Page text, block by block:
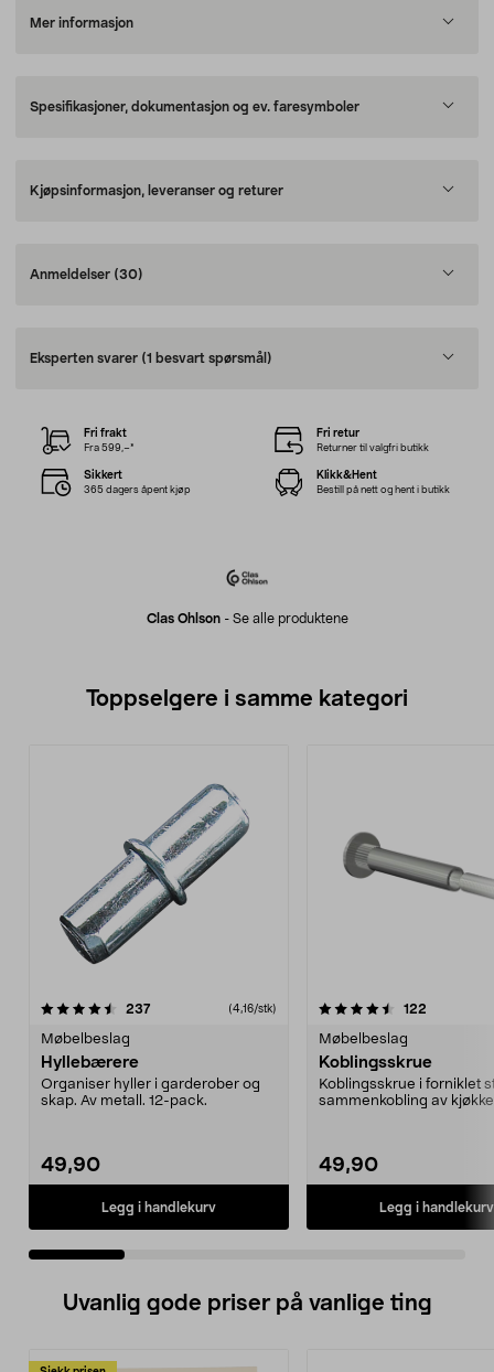
Mer informasjon
Spesifikasjoner, dokumentasjon og ev. faresymboler
Kjøpsinformasjon, leveranser og returer
Anmeldelser (30)
Eksperten svarer (1 besvart spørsmål)
Clas Ohlson- Se alle produktene
Fri frakt
Fra 599,–*
Fri retur
Returner til valgfri butikk
Sikkert
365 dagers åpent kjøp
Klikk&Hent
Bestill på nett og hent i butikk
Toppselgere i samme kategori
237anmeldelser (4,16/stk)
Møbelbeslag
Hyllebærere
Organiser hyller i garderober og
skap. Av metall. 12-pack.
49,90
Legg i handlekurv
4.5 av 5 stjerner 122
Møbelbeslag
Koblingsskrue
Koblingsskrue i forniklet
sammenkobling av
49,90
Legg i handlekurv
4.5 av 5 stjerner
Uvanlig gode priser på vanlige ting